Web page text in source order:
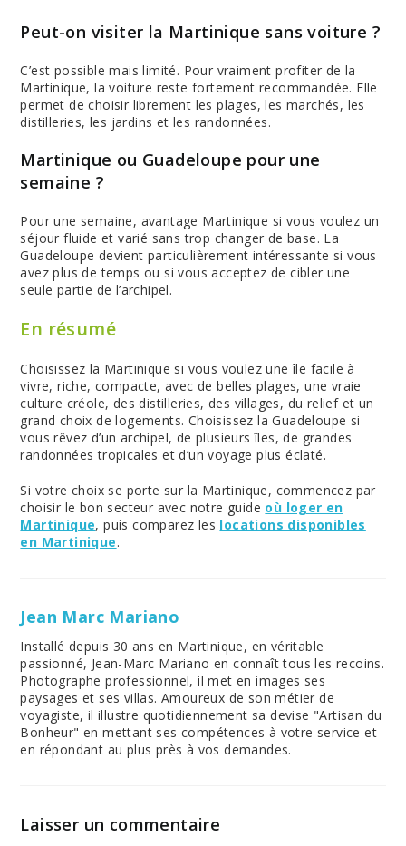
Peut-on visiter la Martinique sans voiture ?
C’est possible mais limité. Pour vraiment profiter de la
Martinique, la voiture reste fortement recommandée. Elle
permet de choisir librement les plages, les marchés, les
distilleries, les jardins et les randonnées.
Martinique ou Guadeloupe pour une
semaine ?
Pour une semaine, avantage Martinique si vous voulez un
séjour fluide et varié sans trop changer de base. La
Guadeloupe devient particulièrement intéressante si vous
avez plus de temps ou si vous acceptez de cibler une
seule partie de l’archipel.
En résumé
Choisissez la Martinique si vous voulez une île facile à
vivre, riche, compacte, avec de belles plages, une vraie
culture créole, des distilleries, des villages, du relief et un
grand choix de logements. Choisissez la Guadeloupe si
vous rêvez d’un archipel, de plusieurs îles, de grandes
randonnées tropicales et d’un voyage plus éclaté.
Si votre choix se porte sur la Martinique, commencez par
choisir le bon secteur avec notre guide où loger en
Martinique, puis comparez les locations disponibles
en Martinique.
Jean Marc Mariano
Installé depuis 30 ans en Martinique, en véritable
passionné, Jean-Marc Mariano en connaît tous les recoins.
Photographe professionnel, il met en images ses
paysages et ses villas. Amoureux de son métier de
voyagiste, il illustre quotidiennement sa devise "Artisan du
Bonheur" en mettant ses compétences à votre service et
en répondant au plus près à vos demandes.
Laisser un commentaire